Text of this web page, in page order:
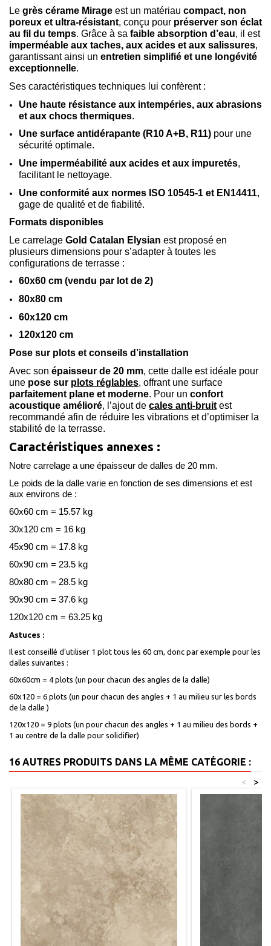
Le grès cérame Mirage est un matériau compact, non
poreux et ultra-résistant, conçu pour préserver son éclat
au fil du temps. Grâce à sa faible absorption d’eau, il est
imperméable aux taches, aux acides et aux salissures,
garantissant ainsi un entretien simplifié et une longévité
exceptionnelle.
Ses caractéristiques techniques lui confèrent :
Une haute résistance aux intempéries, aux abrasions
et aux chocs thermiques.
Une surface antidérapante (R10 A+B, R11) pour une
sécurité optimale.
Une imperméabilité aux acides et aux impuretés,
facilitant le nettoyage.
Une conformité aux normes ISO 10545-1 et EN14411,
gage de qualité et de fiabilité.
Formats disponibles
Le carrelage Gold Catalan Elysian est proposé en
plusieurs dimensions pour s’adapter à toutes les
configurations de terrasse :
60x60 cm (vendu par lot de 2)
80x80 cm
60x120 cm
120x120 cm
Pose sur plots et conseils d’installation
Avec son épaisseur de 20 mm, cette dalle est idéale pour
une pose sur plots réglables, offrant une surface
parfaitement plane et moderne. Pour un confort
acoustique amélioré, l’ajout de cales anti-bruit est
recommandé afin de réduire les vibrations et d’optimiser la
stabilité de la terrasse.
Caractéristiques annexes :
Notre carrelage a une épaisseur de dalles de 20 mm.
Le poids de la dalle varie en fonction de ses dimensions et est
aux environs de :
60x60 cm = 15.57 kg
30x120 cm = 16 kg
45x90 cm = 17.8 kg
60x90 cm = 23.5 kg
80x80 cm = 28.5 kg
90x90 cm = 37.6 kg
120x120 cm = 63.25 kg
Astuces :
Il est conseillé d'utiliser 1 plot tous les 60 cm, donc par exemple pour les
dalles suivantes :
60x60cm = 4 plots (un pour chacun des angles de la dalle)
60x120 = 6 plots (un pour chacun des angles + 1 au milieu sur les bords
de la dalle )
120x120 = 9 plots (un pour chacun des angles + 1 au milieu des bords +
1 au centre de la dalle pour solidifier)
16 AUTRES PRODUITS DANS LA MÊME CATÉGORIE :
>
<